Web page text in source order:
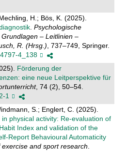
H.; Bös, K. (2025).
. Psychologische
– Leitlinien –
R. (Hrsg.), 737–749, Springer.
4_138
Förderung der
eine neue Leitperspektive für
, 74 (2), 50–54.
1
S.; Englert, C. (2025).
physical activity: Re-evaluation of
Index and validation of the
Report Behavioural Automaticity
and sport research.